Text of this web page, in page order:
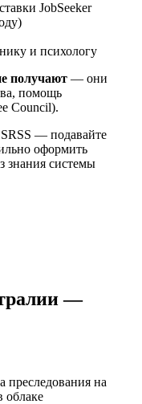
JobSeeker
и психологу
получают — они
помощь
Council).
— подавайте
оформить
знания системы
—
преследования на
облаке